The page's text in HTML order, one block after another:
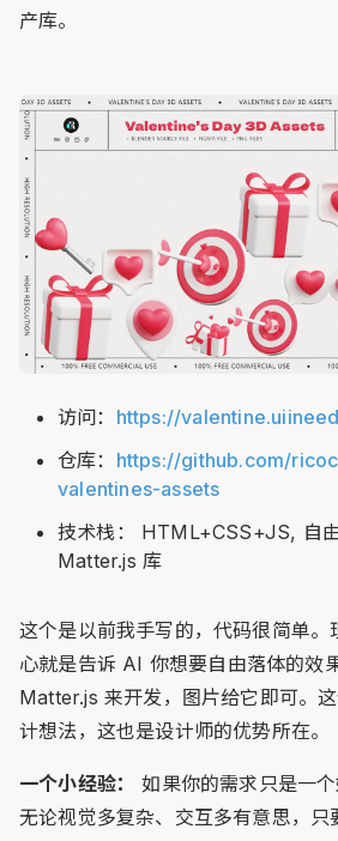
产库。
访问： https://
仓库： https://github.com/
valentines-assets
技术栈： HTML+CSS+JS, 自
Matter.js 库
这个是以前我手写的，代码很简单
心就是告诉 AI 你想要自由落体的效
Matter.js 来开发，图片给它即可。
计想法，这也是设计师的优势所在。
一个小经验：
如果你的需求只是一
无论视觉多复杂、交互多有意思，只